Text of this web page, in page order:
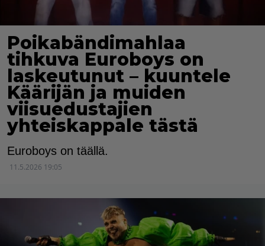
Poikabändimahlaa
tihkuva Euroboys on
laskeutunut – kuuntele
Käärijän ja muiden
viisuedustajien
yhteiskappale tästä
Euroboys on täällä.
11.5.2026 19:05